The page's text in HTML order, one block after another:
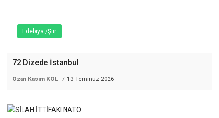
Edebiyat/Şiir
72 Dizede İstanbul
Ozan Kasım KOL 13 Temmuz 2026